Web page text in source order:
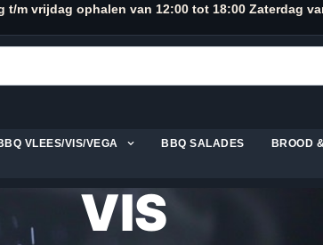
t/m vrijdag ophalen van 12:00 tot 18:00 Zaterdag
VLEES/VIS/VEGA BBQ SALADES BROOD
VIS